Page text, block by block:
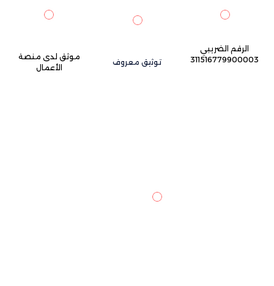
الرقم الضريبي
311516779900003
توثيق معروف
موثق لدى منصة
الأعمال